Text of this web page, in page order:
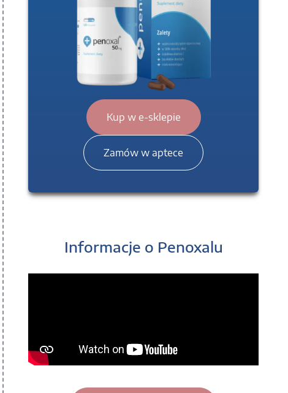
Kup w e-sklepie
Zamów w aptece
Informacje o Penoxalu